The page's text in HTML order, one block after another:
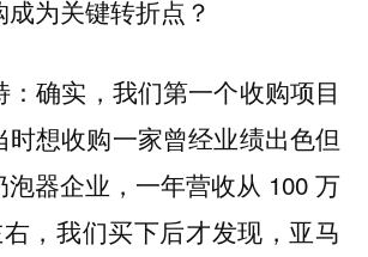
为关键转折点？
：确实，我们第一个收购项目
时想收购一家曾经业绩出色但
泡器企业，一年营收从 100 万
，我们买下后才发现，亚马